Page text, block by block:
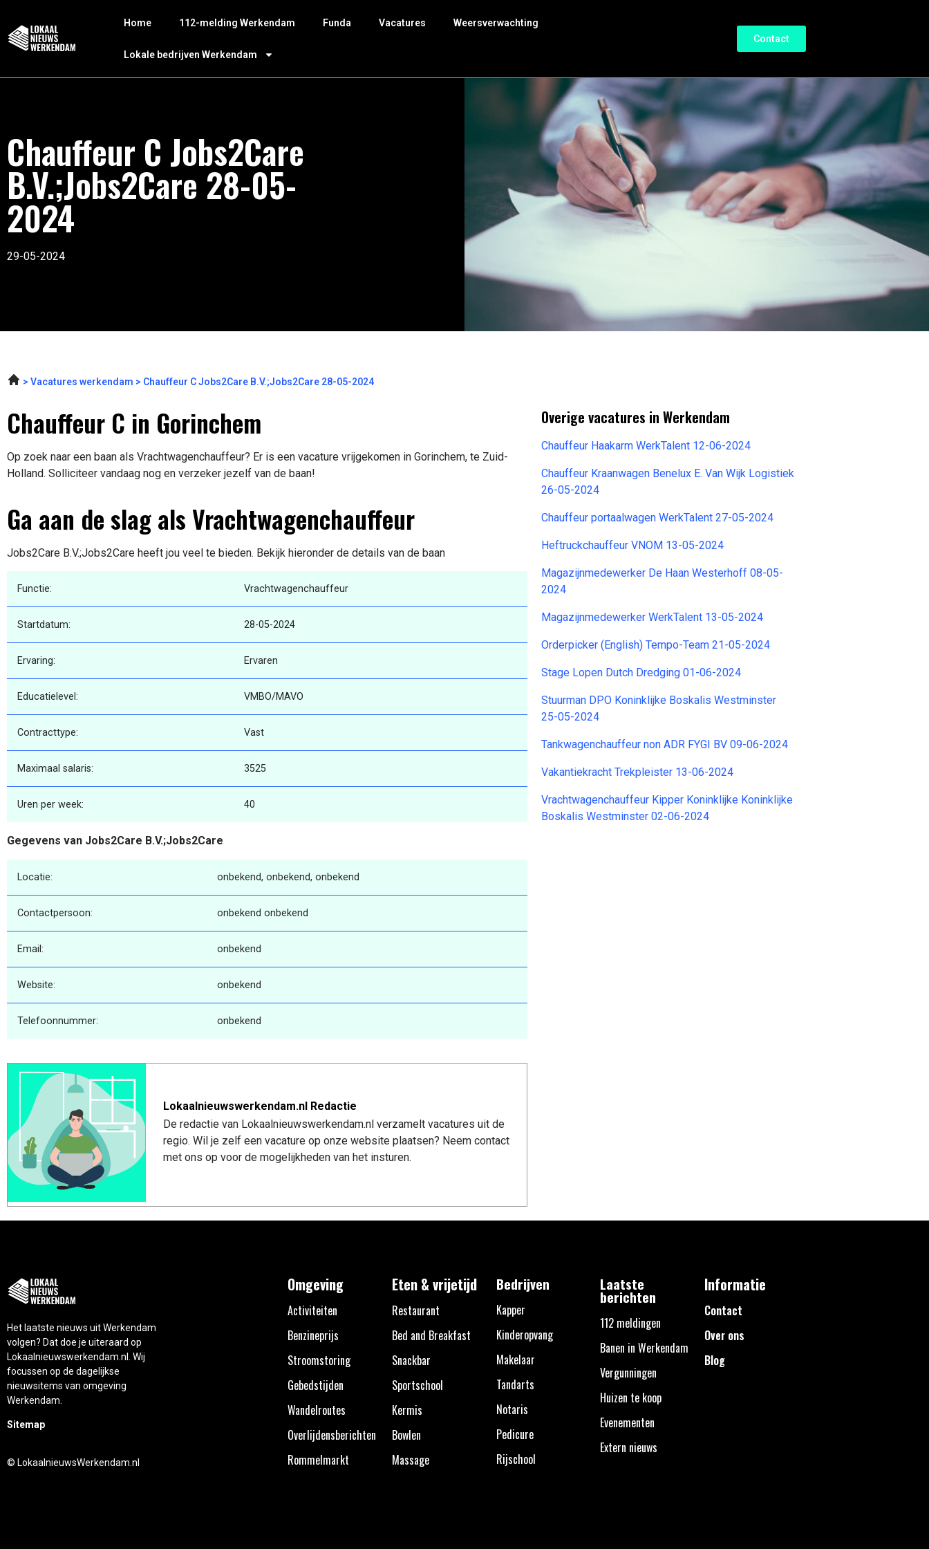
Home 112-melding Werkendam Funda Vacatures Weersverwachting
Lokale bedrijven Werkendam
Contact
Chauffeur C Jobs2Care
B.V.;Jobs2Care 28-05-
2024
29-05-2024
Vacatures werkendam Chauffeur C Jobs2Care B.V.;Jobs2Care 28-05-2024
Chauffeur C in Gorinchem
Op zoek naar een baan als Vrachtwagenchauffeur? Er is een vacature vrijgekomen in Gorinchem, te Zuid-
Holland. Solliciteer vandaag nog en verzeker jezelf van de baan!
Ga aan de slag als Vrachtwagenchauffeur
Jobs2Care B.V.;Jobs2Care heeft jou veel te bieden. Bekijk hieronder de details van de baan
Functie: Vrachtwagenchauffeur
Startdatum: 28-05-2024
Ervaring: Ervaren
Educatielevel: VMBO/MAVO
Contracttype: Vast
Maximaal salaris: 3525
Uren per week: 40
Gegevens van Jobs2Care B.V.;Jobs2Care
Locatie: onbekend, onbekend, onbekend
Contactpersoon: onbekend onbekend
Email: onbekend
Website: onbekend
Telefoonnummer: onbekend
Lokaalnieuwswerkendam.nl Redactie
De redactie van Lokaalnieuwswerkendam.nl verzamelt vacatures uit de
regio. Wil je zelf een vacature op onze website plaatsen? Neem contact
met ons op voor de mogelijkheden van het insturen.
Overige vacatures in Werkendam
Chauffeur Haakarm WerkTalent 12-06-2024
Chauffeur Kraanwagen Benelux E. Van Wijk Logistiek
26-05-2024
Chauffeur portaalwagen WerkTalent 27-05-2024
Heftruckchauffeur VNOM 13-05-2024
Magazijnmedewerker De Haan Westerhoff 08-05-
2024
Magazijnmedewerker WerkTalent 13-05-2024
Orderpicker (English) Tempo-Team 21-05-2024
Stage Lopen Dutch Dredging 01-06-2024
Stuurman DPO Koninklijke Boskalis Westminster
25-05-2024
Tankwagenchauffeur non ADR FYGI BV 09-06-2024
Vakantiekracht Trekpleister 13-06-2024
Vrachtwagenchauffeur Kipper Koninklijke Koninklijke
Boskalis Westminster 02-06-2024
Het laatste nieuws uit Werkendam
volgen? Dat doe je uiteraard op
Lokaalnieuwswerkendam.nl. Wij
focussen op de dagelijkse
nieuwsitems van omgeving
Werkendam.
Sitemap
© LokaalnieuwsWerkendam.nl
Omgeving
Activiteiten
Benzineprijs
Stroomstoring
Gebedstijden
Wandelroutes
Overlijdensberichten
Rommelmarkt
Eten & vrijetijd
Restaurant
Bed and Breakfast
Snackbar
Sportschool
Kermis
Bowlen
Massage
Bedrijven
Kapper
Kinderopvang
Makelaar
Tandarts
Notaris
Pedicure
Rijschool
Laatste
berichten
112 meldingen
Banen in Werkendam
Vergunningen
Huizen te koop
Evenementen
Extern nieuws
Informatie
Contact
Over ons
Blog